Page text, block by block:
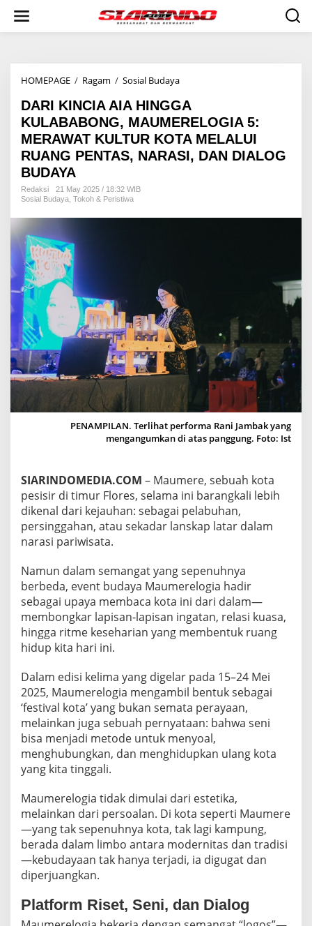
i
HOMEPAGE / Ragam / Sosial Budaya
R
I
K
I
N
I
A
K
U
L
A
B
B
N
G
,
U
M
E
R
E
G
I
A
5
:
M
W
A
T
K
U
L
T
K
O
T
A
M
E
L
U
I
DARI KINCIA AIA HINGGA
KULABABONG, MAUMERELOGIA 5:
MERAWAT KULTUR KOTA MELALUI
RUANG PENTAS, NARASI, DAN DIALOG
BUDAYA
Redaksi
21 May 2025 / 18:32 WIB
Sosial Budaya Tokoh & Peristiwa
PENAMPILAN. Terlihat performa Rani Jambak yang
mengangumkan di atas panggung. Foto: Ist
SIARINDOMEDIA.COM – Maumere, sebuah kota
pesisir di timur Flores, selama ini barangkali lebih
dikenal dari kejauhan: sebagai pelabuhan,
persinggahan, atau sekadar lanskap latar dalam
narasi pariwisata.
Namun dalam semangat yang sepenuhnya
berbeda, event budaya Maumerelogia hadir
sebagai upaya membaca kota ini dari dalam—
membongkar lapisan-lapisan ingatan, relasi kuasa,
hingga ritme keseharian yang membentuk ruang
hidup kita hari ini.
Dalam edisi kelima yang digelar pada 15–24 Mei
2025, Maumerelogia mengambil bentuk sebagai
‘festival kota’ yang bukan semata perayaan,
melainkan juga sebuah pernyataan: bahwa seni
bisa menjadi metode untuk menyoal,
menghubungkan, dan menghidupkan ulang kota
yang kita tinggali.
Maumerelogia tidak dimulai dari estetika,
melainkan dari persoalan. Di kota seperti Maumere
—yang tak sepenuhnya kota, tak lagi kampung,
berada dalam limbo antara modernitas dan tradisi
—kebudayaan tak hanya terjadi, ia digugat dan
diperjuangkan.
Platform Riset, Seni, dan Dialog